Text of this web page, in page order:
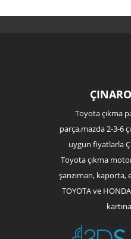
Toyota çıkma
parça,mazda 2-3-6
uygun fiyatlarla
Toyota çıkma
şanzıman, kaporta,
TOYOTA ve